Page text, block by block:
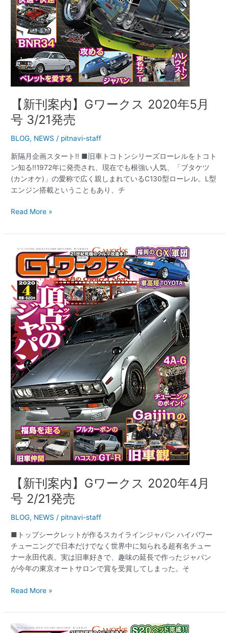
【新刊案内】Gワークス 2020年5月
号 3/21発売
BLOG, NEWS / pitnavi-staff
新隔月企画スタート!! ■旧車トコトンシリーズローレルをトコト
ン知る!!1972年に発売され、現在でも根強い人気、「ブタケツ
(カンオケ)」の愛称で広く親しまれているC130型ローレル。L型
エンジン搭載ということもあり、チ
月
号
3/21
発
売
Read More »
【新刊案内】Gワークス 2020年4月
号 2/21発売
BLOG, NEWS / pitnavi-staff
■トップシークレットが作るスカイラインジャパン ハイパワー
チューニングで日本だけでなく世界中に知られる超有名チュー
ナー永田代表。実は旧車好きで、趣味の延長で作ったジャパン
が今年の東京オートサロンで賞を受賞してしまった。そ
【新
刊
案
内】
ワ
ー
ク
ス
2020
年
4
月
号
2/21
発
売
Read More »
【新